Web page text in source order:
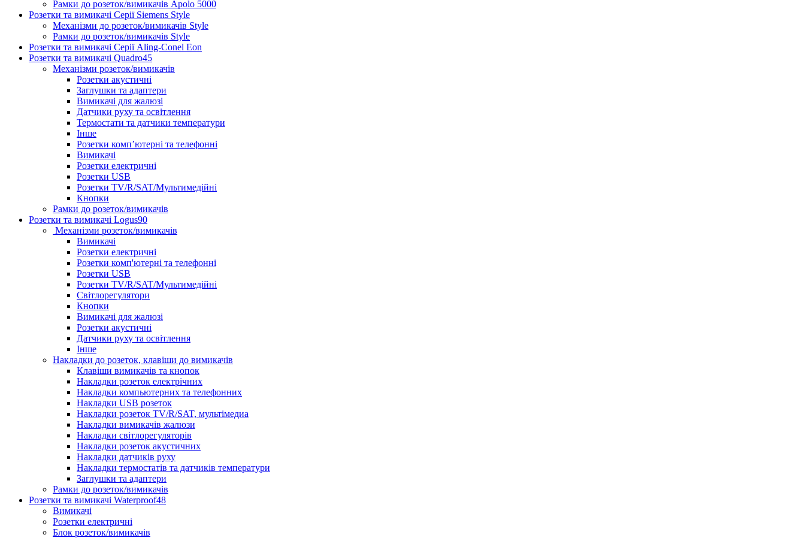
Рамки до розеток/вимикачів Apolo 5000
Розетки та вимикачі Серії Siemens Style
Механізми до розеток/вимикачів Style
Рамки до розеток/вимикачів Style
Розетки та вимикачі Серії Aling-Conel Eon
Розетки та вимикачі Quadro45
Механізми розеток/вимикачів
Розетки акустичні
Заглушки та адаптери
Вимикачі для жалюзі
Датчики руху та освітлення
Термостати та датчики температури
Інше
Розетки комп’ютерні та телефонні
Вимикачі
Розетки електричні
Розетки USB
Розетки TV/R/SAT/Мультимедійні
Кнопки
Рамки до розеток/вимикачів
Розетки та вимикачі Logus90
Механізми розеток/вимикачів
Вимикачі
Розетки електричні
Розетки комп'ютерні та телефонні
Розетки USB
Розетки TV/R/SAT/Мультимедійні
Світлорегулятори
Кнопки
Вимикачі для жалюзі
Розетки акустичні
Датчики руху та освітлення
Інше
Накладки до розеток, клавіши до вимикачів
Клавіши вимикачів та кнопок
Накладки розеток електрічних
Накладки компьютерних та телефонних
Накладки USB розеток
Накладки розеток TV/R/SAT, мультімедиа
Накладки вимикачів жалюзи
Накладки світлорегуляторів
Накладки розеток акустичних
Накладки датчиків руху
Накладки термостатів та датчиків температури
Заглушки та адаптери
Рамки до розеток/вимикачів
Розетки та вимикачі Waterproof48
Вимикачі
Розетки електричні
Блок розеток/вимикачів